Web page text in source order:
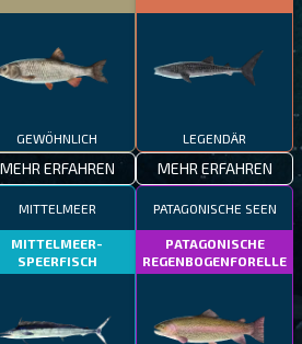
GEWÖHNLICH
MEHR ERFAHREN
LEGENDÄR
MEHR ERFAHREN
MITTELMEER
MITTELMEER-
SPEERFISCH
PATAGONISCHE SEEN
PATAGONISCHE
REGENBOGENFORELLE